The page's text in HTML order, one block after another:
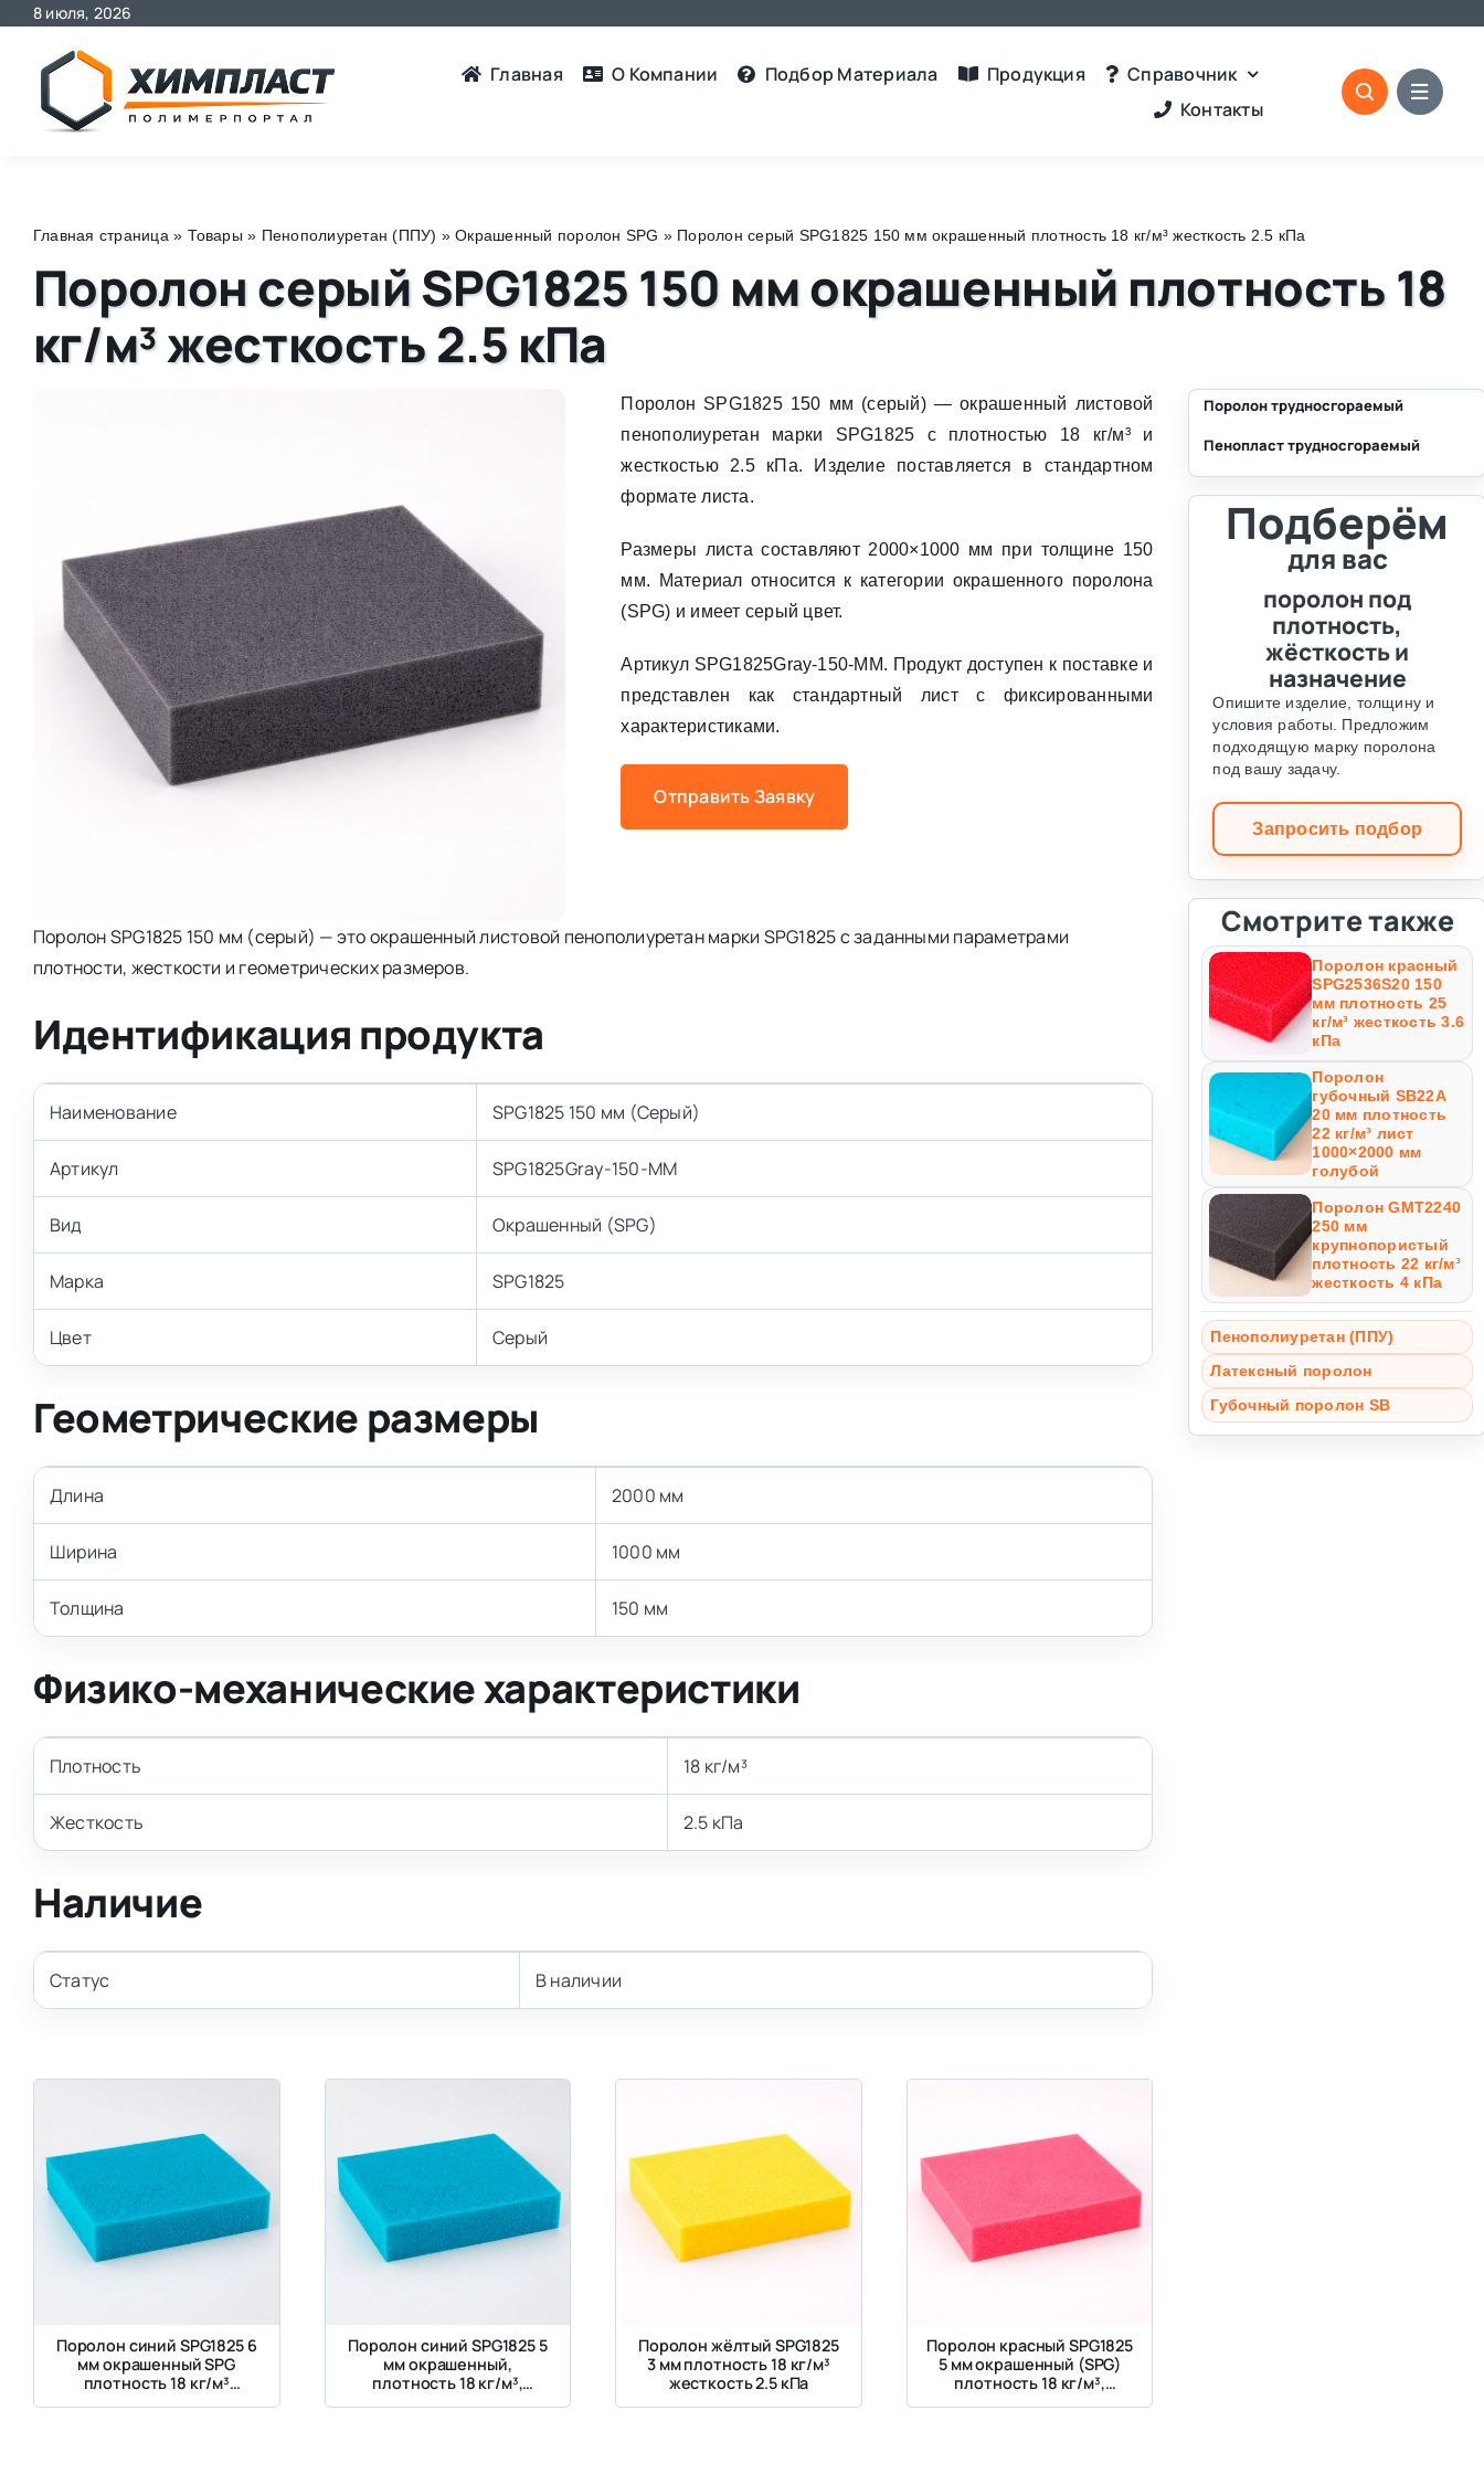
Skip
content
8 июля, 2026
Главная О Компании Подбор Материалa Продукция
Справочник
Контакты
Главная страница » Товары » Пенополиуретан (ППУ) »Окрашенный поролон SPG » Поролон серый SPG1825 150 мм окрашенный плотность 18 кг/м³ жесткость 2.5 кПа
Поролон серый SPG1825 150 мм окрашенный плотность 18
кг/м³ жесткость 2.5 кПа
Поролон SPG1825 150 мм (серый) — окрашенный листовой
пенополиуретан марки SPG1825 с плотностью 18 кг/м³ и
жесткостью 2.5 кПа. Изделие поставляется в стандартном
формате листа.
Размеры листа составляют 2000×1000 мм при толщине 150
мм. Материал относится к категории окрашенного поролона
(SPG) и имеет серый цвет.
Артикул SPG1825Gray-150-MM. Продукт доступен к поставке и
представлен как стандартный лист с фиксированными
характеристиками.
Отправить Заявку
Поролон SPG1825 150 мм (серый) — это окрашенный листовой пенополиуретан марки SPG1825 с заданными параметрами
плотности, жесткости и геометрических размеров.
Идентификация продукта
Наименование SPG1825 150 мм (Серый)
Артикул SPG1825Gray-150-MM
Вид Окрашенный (SPG)
Марка SPG1825
Цвет Серый
Геометрические размеры
Длина 2000 мм
Ширина 1000 мм
Толщина 150 мм
Физико-механические характеристики
Плотность 18 кг/м³
Жесткость 2.5 кПа
Наличие
Статус В наличии
Поролон синий SPG1825 6
мм окрашенный SPG
плотность 18 кг/м³
Поролон синий SPG1825 5
мм окрашенный,
плотность 18 кг/м³,
Поролон жёлтый SPG1825
3 мм плотность 18 кг/м³
жесткость 2.5 кПа
Поролон красный SPG1825
5 мм окрашенный (SPG)
плотность 18 кг/м³,
Поролон трудносгораемый
Пенопласт трудносгораемый
Подберём
для вас
поролон под
плотность,
жёсткость и
назначение
Опишите изделие, толщину и
условия работы. Предложим
подходящую марку поролона
под вашу задачу.
Запросить подбор
Смотрите также
Поролон красный
SPG2536S20 150
мм плотность 25
кг/м³ жесткость 3.6
кПа
Поролон
губочный SB22A
20 мм плотность
22 кг/м³ лист
1000×2000 мм
голубой
Поролон GMT2240
250 мм
крупнопористый
плотность 22 кг/м³
жесткость 4 кПа
Пенополиуретан (ППУ)
Латексный поролон
Губочный поролон SB